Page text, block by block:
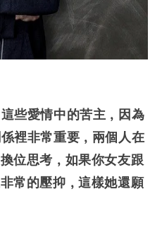
些愛情中的苦主，因為
裡非常重要，兩個人在
位思考，如果你女友跟
常的壓抑，這樣她還願